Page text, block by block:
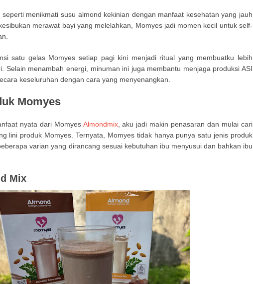
menikmati susu almond kekinian dengan manfaat kesehatan yang jauh
merawat bayi yang melelahkan, Momyes jadi momen kecil untuk self-
satu gelas Momyes setiap pagi kini menjadi ritual yang membuatku lebih
Selain menambah energi, minuman ini juga membantu menjaga produksi ASI
keseluruhan dengan cara yang menyenangkan.
Momyes
nyata dari Momyes Almondmix, aku jadi makin penasaran dan mulai cari
lini produk Momyes. Ternyata, Momyes tidak hanya punya satu jenis produk
varian yang dirancang sesuai kebutuhan ibu menyusui dan bahkan ibu
Mix